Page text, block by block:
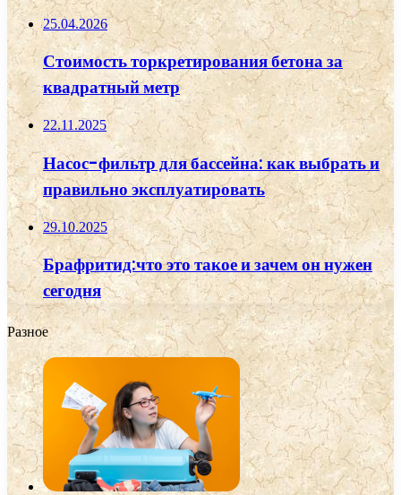
25.04.2026
Стоимость торкретирования бетона за
квадратный метр
22.11.2025
Насос-фильтр для бассейна: как выбрать и
правильно эксплуатировать
29.10.2025
Брафритид:что это такое и зачем он нужен
сегодня
Разное